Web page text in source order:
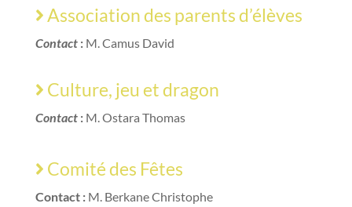
Association des parents d’élèves
Contact:M. Camus David
Culture, jeu et dragon
Contact:M. Ostara Thomas
Comité des Fêtes
Contact :M. Berkane Christophe